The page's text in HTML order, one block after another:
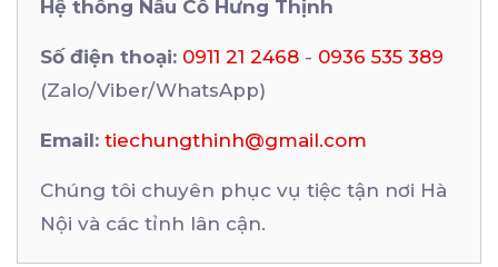
Hệ thống Nấu Cỗ Hưng Thịnh
Số điện thoại: 0911 21 2468 - 0936 535 389
(Zalo/Viber/WhatsApp)
Email: tiechungthinh@gmail.com
Chúng tôi chuyên phục vụ tiệc tận nơi Hà
Nội và các tỉnh lân cận.